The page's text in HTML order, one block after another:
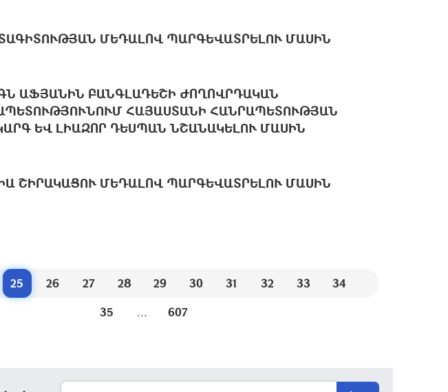
ՄԵԴԱԼՈՎ ՊԱՐԳԵՎԱՏՐԵԼՈՒ ՄԱՍԻՆ
ԱՖՅԱՆԻՆ ԲԱՆԳԼԱԴԵՇԻ ԺՈՂՈՎՐԴԱԿԱՆ
ՀԱՅԱՍՏԱՆԻ ՀԱՆՐԱՊԵՏՈՒԹՅԱՆ
ԵՎ ԼԻԱԶՈՐ ԴԵՍՊԱՆ ՆՇԱՆԱԿԵԼՈՒ ՄԱՍԻՆ
ՇԻՐԱԿԱՑՈՒ ՄԵԴԱԼՈՎ ՊԱՐԳԵՎԱՏՐԵԼՈՒ ՄԱՍԻՆ
25 26 27 28 29 30 31 32 33
34
35
... 607